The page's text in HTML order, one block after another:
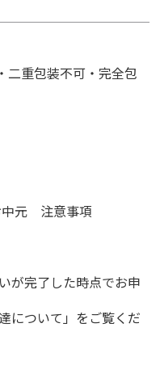
重包装不可・完全包
中元 注意事項
が完了した時点でお申
について」をご覧くだ